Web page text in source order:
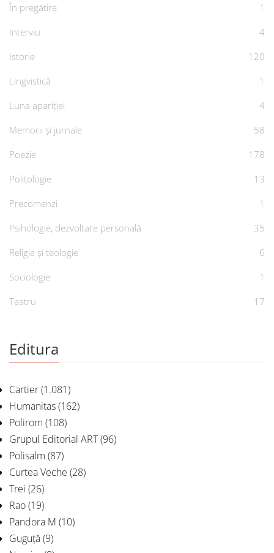
În pregătire
1
Interviu
4
Istorie
120
Lingvistică
1
Luna apariției
4
Memorii și jurnale
58
Poezie
178
Politologie
13
Precomenzi
1
Psihologie, dezvoltare personală
35
Religie și teologie
6
Sociologie
1
Teatru
17
Editura
Cartier(1.081)
Humanitas(162)
Polirom (108)
Grupul Editorial ART(96)
Polisalm (87)
Curtea Veche (28)
Trei (26)
Rao(19)
Pandora M (10)
Guguță(9)